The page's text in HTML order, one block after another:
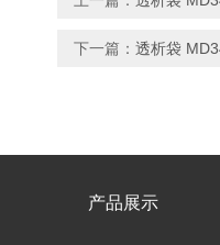
下一篇： 透析袋
产品展示